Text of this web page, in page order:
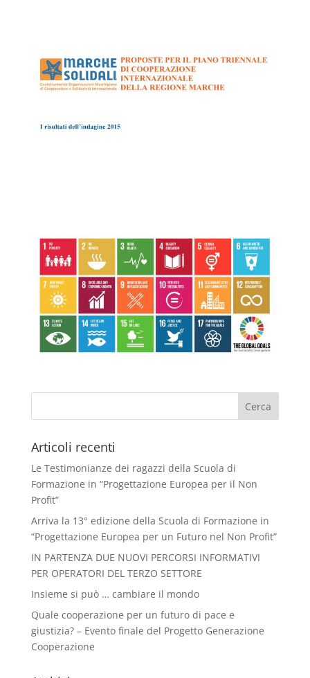
Articoli recenti
Le Testimonianze dei ragazzi della Scuola di
Formazione in “Progettazione Europea per il Non
Profit”
Arriva la 13° edizione della Scuola di Formazione in
“Progettazione Europea per un Futuro nel Non Profit”
IN PARTENZA DUE NUOVI PERCORSI INFORMATIVI
PER OPERATORI DEL TERZO SETTORE
Insieme si può … cambiare il mondo
Quale cooperazione per un futuro di pace e
giustizia? – Evento finale del Progetto Generazione
Cooperazione